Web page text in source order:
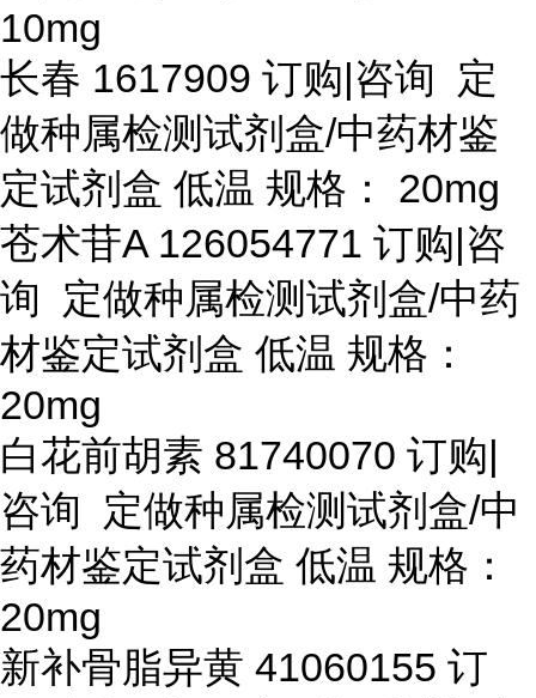
10mg
长春 1617909 订购|咨询 定
做种属检测试剂盒/中药材鉴
定试剂盒 低温 规格： 20mg
苍术苷A 126054771 订购|咨
询 定做种属检测试剂盒/中药
材鉴定试剂盒 低温 规格：
20mg
白花前胡素 81740070 订购|
咨询 定做种属检测试剂盒/中
药材鉴定试剂盒 低温 规格：
20mg
新补骨脂异黄 41060155 订